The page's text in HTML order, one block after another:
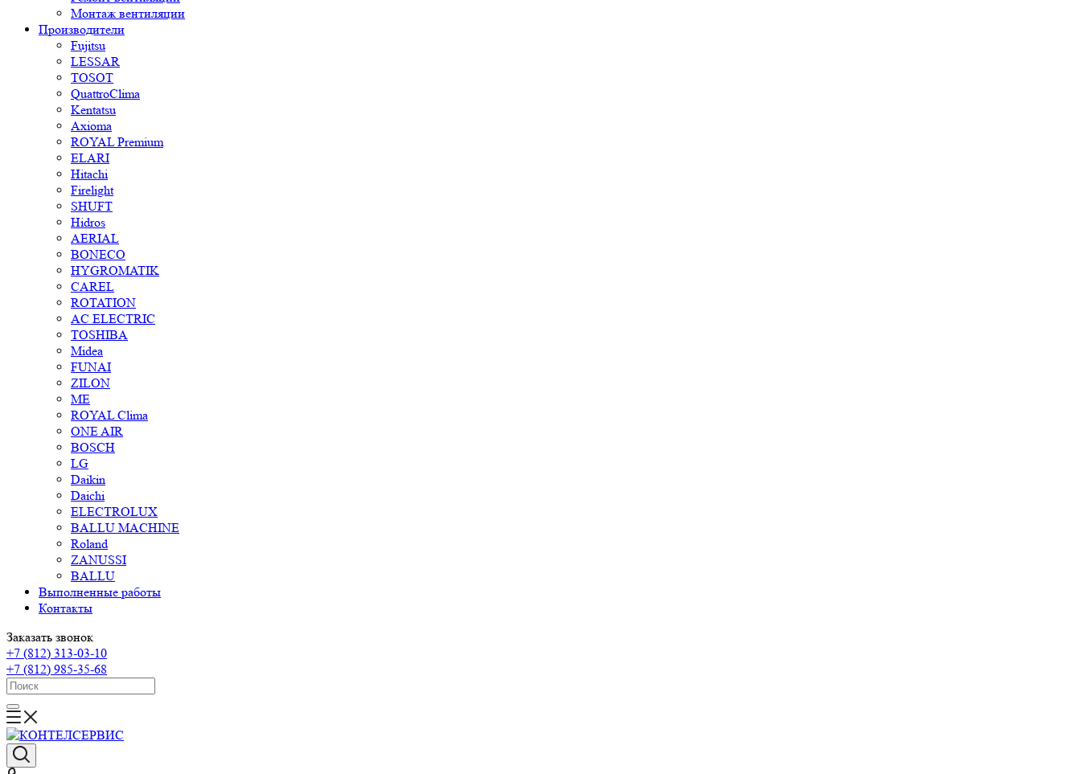
Монтаж вентиляции
Производители
Fujitsu
LESSAR
TOSOT
QuattroClima
Kentatsu
Axioma
ROYAL Premium
ELARI
Hitachi
Firelight
SHUFT
Hidros
AERIAL
BONECO
HYGROMATIK
CAREL
ROTATION
AC ELECTRIC
TOSHIBA
Midea
FUNAI
ZILON
ME
ROYAL Clima
ONE AIR
BOSCH
LG
Daikin
Daichi
ELECTROLUX
BALLU MACHINE
Roland
ZANUSSI
BALLU
Выполненные работы
Контакты
Заказать звонок
+7 (812) 313-03-10
+7 (812) 985-35-68